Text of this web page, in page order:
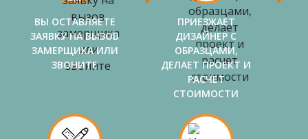
ВЫ ОСТАВЛЯЕТЕ
ЗАЯВКУ НА ВЫЗОВ
ЗАМЕРЩИКА ИЛИ
ЗВОНИТЕ
ПРИЕЗЖАЕТ
ДИЗАЙНЕР С
ОБРАЗЦАМИ,
ДЕЛАЕТ ПРОЕКТ И
РАСЧЕТ
СТОИМОСТИ